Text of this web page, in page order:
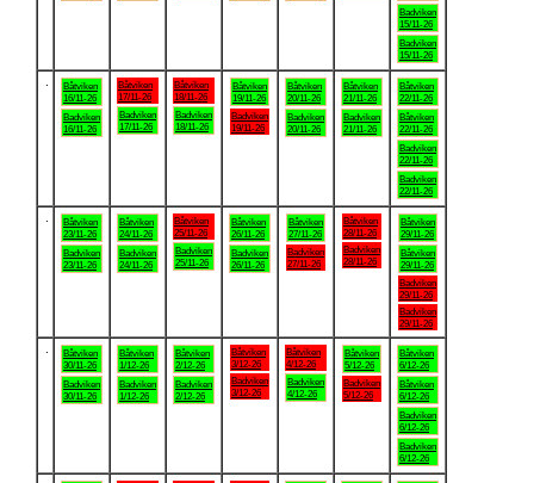
Badviken
15/11-26
Badviken
15/11-26
Båtviken
16/11-26
Badviken
16/11-26
Båtviken
17/11-26
Badviken
17/11-26
Båtviken
18/11-26
Badviken
18/11-26
Båtviken
19/11-26
Badviken
19/11-26
Båtviken
20/11-26
Badviken
20/11-26
Båtviken
21/11-26
Badviken
21/11-26
Båtviken
22/11-26
Båtviken
22/11-26
Badviken
22/11-26
Badviken
22/11-26
Båtviken
23/11-26
Badviken
23/11-26
Båtviken
24/11-26
Badviken
24/11-26
Båtviken
25/11-26
Badviken
25/11-26
Båtviken
26/11-26
Badviken
26/11-26
Båtviken
27/11-26
Badviken
27/11-26
Båtviken
28/11-26
Badviken
28/11-26
Båtviken
29/11-26
Båtviken
29/11-26
Badviken
29/11-26
Badviken
29/11-26
Båtviken
30/11-26
Badviken
30/11-26
Båtviken
1/12-26
Badviken
1/12-26
Båtviken
2/12-26
Badviken
2/12-26
Båtviken
3/12-26
Badviken
3/12-26
Båtviken
4/12-26
Badviken
4/12-26
Båtviken
5/12-26
Badviken
5/12-26
Båtviken
6/12-26
Båtviken
6/12-26
Badviken
6/12-26
Badviken
6/12-26